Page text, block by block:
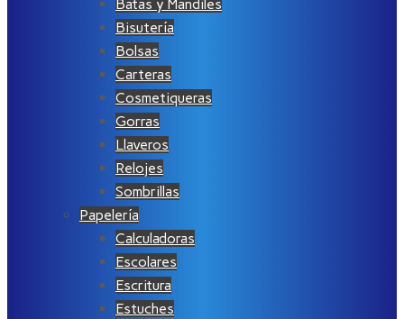
Batas y Mandiles
Bisutería
Bolsas
Carteras
Cosmetiqueras
Gorras
Llaveros
Relojes
Sombrillas
Papelería
Calculadoras
Escolares
Escritura
Estuches